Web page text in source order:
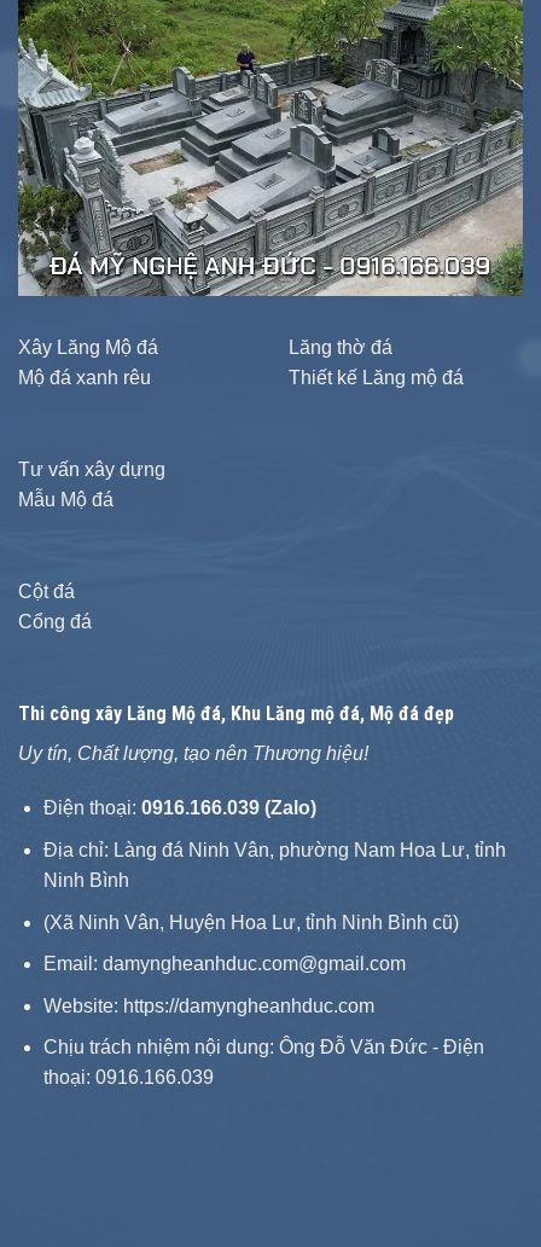
Xây Lăng Mộ đá
Mộ đá xanh rêu
Lăng thờ đá
Thiết kế Lăng mộ đá
Tư vấn xây dựng
Mẫu Mộ đá
Cột đá
Cổng đá
Thi công xây Lăng Mộ đá, Khu Lăng mộ đá, Mộ đá đẹp
Uy tín, Chất lượng, tạo nên Thương hiệu!
Điện thoại: 0916.166.039 (Zalo)
Địa chỉ: Làng đá Ninh Vân, phường Nam Hoa Lư, tỉnh
Ninh Bình
(Xã Ninh Vân, Huyện Hoa Lư, tỉnh Ninh Bình cũ)
Email: damyngheanhduc.com@gmail.com
Website: https://damyngheanhduc.com
Chịu trách nhiệm nội dung: Ông Đỗ Văn Đức - Điện
thoại: 0916.166.039